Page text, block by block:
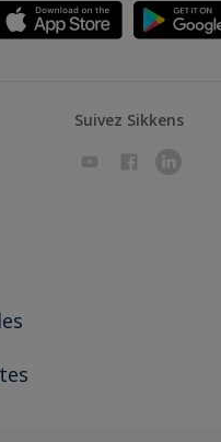
Suivez Sikkens
PASS